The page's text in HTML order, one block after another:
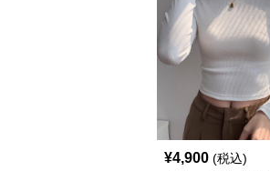
¥4,900 (税込)